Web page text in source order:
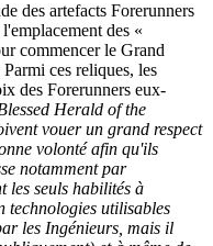
des artefacts Forerunners
des «
commencer le Grand
ces reliques, les
des Forerunners eux-
Herald of the
vouer un grand respect
volonté afin qu'ils
notamment par
les seuls habilités à
technologies utilisables
les Ingénieurs, mais il